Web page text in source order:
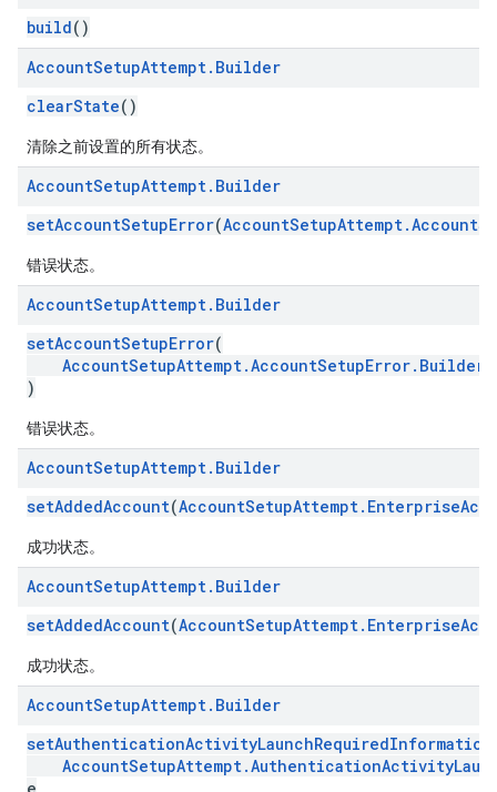
build()
AccountSetupAttempt. Builder
clearState()
清除之前设置的所有状态。
AccountSetupAttempt. Builder
setAccountSetupError(
错误状态。
AccountSetupAttempt. Builder
setAccountSetupError(
AccountSetupAttempt.AccountSetupError.Builder
)
错误状态。
AccountSetupAttempt. Builder
setAddedAccount(
成功状态。
AccountSetupAttempt. Builder
setAddedAccount(
成功状态。
AccountSetupAttempt. Builder
setAuthenticationActivityLaunchRequiredInformation